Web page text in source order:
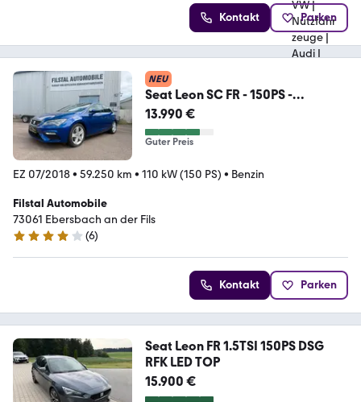
Kontakt Parken
NEU
Seat Leon SC FR - 150PS -
GARANTIE
13.990 €
Guter Preis
EZ 07/2018• 59.250 km • 110 kW (150 PS) • Benzin
Filstal Automobile
73061 Ebersbach an der Fils
4.2 Sterne
(6)
Kontakt Parken
Seat Leon FR 1.5TSI 150PS DSG
RFK LED TOP
15.900 €